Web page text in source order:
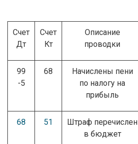
Счет
Дт
Счет
Кт
Описание
проводки
99
-5
68
Начислены пени
по налогу на
прибыль
68 51
Штраф перечислен
в бюджет